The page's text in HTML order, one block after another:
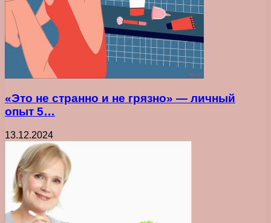
«Это не странно и не грязно» — личный
опыт 5…
13.12.2024